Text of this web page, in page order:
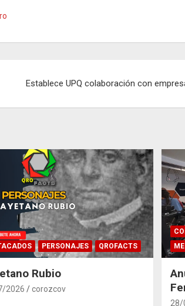
Establece UPQ colaboración con
PERSONAJES QROFACTS
Rubio
2026 corozcov
28/